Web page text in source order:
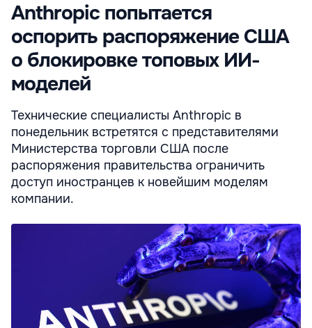
Anthropic попытается
оспорить распоряжение США
о блокировке топовых ИИ-
моделей
Технические специалисты Anthropic в
понедельник встретятся с представителями
Министерства торговли США после
распоряжения правительства ограничить
доступ иностранцев к новейшим моделям
компании.